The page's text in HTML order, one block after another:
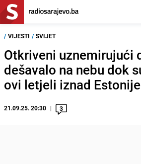
/ VIJESTI / SVIJET
Otkriveni uznemirujući
dešavalo na nebu dok
ovi letjeli iznad Estonije
21.09.25. 20:30 3